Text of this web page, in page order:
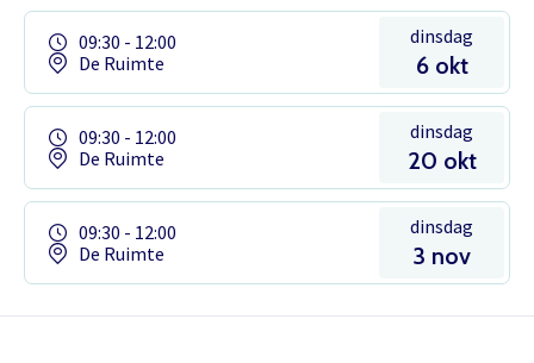
09:30 - 12:00
De Ruimte
dinsdag
6 okt
09:30 - 12:00
De Ruimte
dinsdag
20 okt
09:30 - 12:00
De Ruimte
dinsdag
3 nov